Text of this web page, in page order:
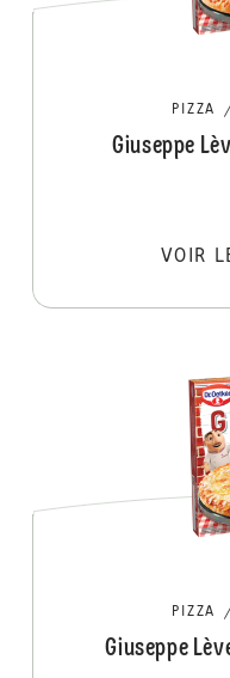
PIZZA
Giuseppe
VOIR
PIZZA
Giuseppe